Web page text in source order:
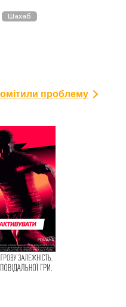
Шахаб
проблему